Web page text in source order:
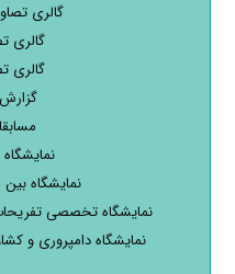
گالری
گالری
گالری
نمایشگاه
نمایشگاه
نمایشگاه تخصصی